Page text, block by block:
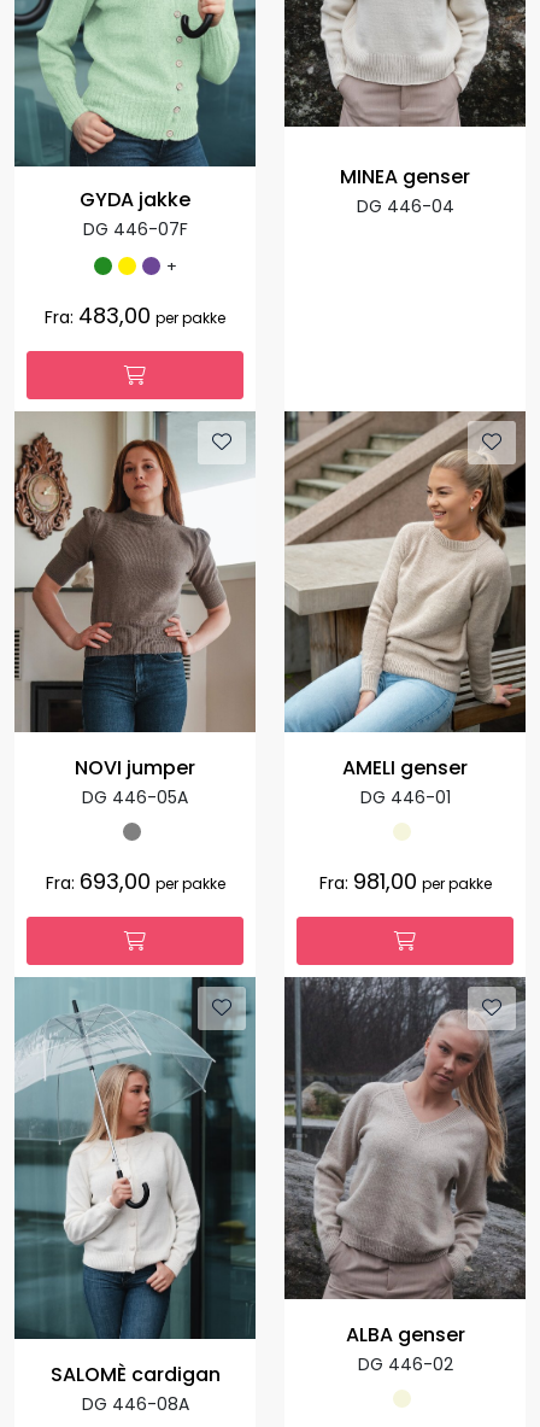
GYDA jakke
DG 446-07F
+
Fra: 483,00 per pakke
MINEA genser
DG 446-04
NOVI jumper
DG 446-05A
Fra: 693,00 per pakke
AMELI genser
DG 446-01
Fra: 981,00 per pakke
SALOMÈ cardigan
DG 446-08A
ALBA genser
DG 446-02